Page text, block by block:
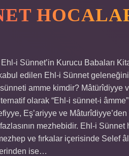
i Sünnet’in Kurucu Babaları
edilen Ehl-i Sünnet
amme kimdir? Mâtürîdiyye
olarak “Ehl-i sünnet-i ​​​​​​âmme”
Eş’ariyye ve
mezhebidir. Ehl-i
ve fırkalar içerisinde Selef
ise…